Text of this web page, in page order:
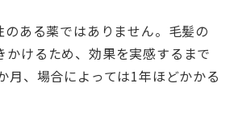
のある薬ではありません。毛髪の
かけるため、効果を実感するまで
月、場合によっては1年ほどかかる